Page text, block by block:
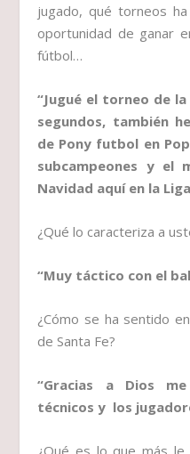
jugado, qué torneos
oportunidad de ganar
fútbol…
“Jugué el torneo de
segundos, también
de Pony futbol en
subcampeones y el
Navidad aquí en la
¿Qué lo caracteriza a
“Muy táctico con el
¿Cómo se ha sentido
de Santa Fe?
“Gracias a Dios
técnicos y los
¿Qué es lo que más